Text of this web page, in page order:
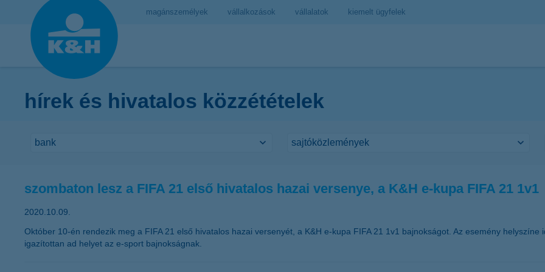
magánszemélyek vállalkozások vállalatok kiemelt ügyfelek
hírek és hivatalos közzétételek
szombaton lesz a FIFA 21 első hivatalos hazai versenye, a K&H e-kupa FIFA 21 1v1
2020.10.09.
Október 10-én rendezik meg a FIFA 21 első hivatalos hazai versenyét, a K&H e-kupa FIFA 21 1v1 bajnokságot. Az esemény
igazítottan ad helyet az e-sport bajnokságnak.